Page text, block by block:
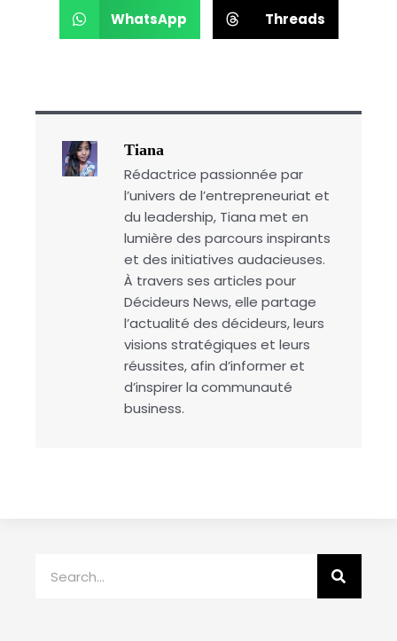
WhatsApp Threads
Tiana
Rédactrice passionnée par
l’univers de l’entrepreneuriat et
du leadership, Tiana met en
lumière des parcours inspirants
et des initiatives audacieuses.
À travers ses articles pour
Décideurs News, elle partage
l’actualité des décideurs, leurs
visions stratégiques et leurs
réussites, afin d’informer et
d’inspirer la communauté
business.